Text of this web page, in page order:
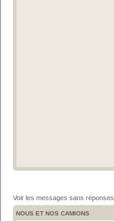
Voir les messages sans réponses
NOUS ET NOS CAMIONS